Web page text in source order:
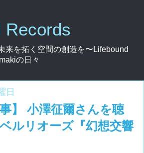
Records
来を拓く空間の創造を〜Lifebound
の日々
日
】 小澤征爾さんを聴
ルリオーズ『幻想交響